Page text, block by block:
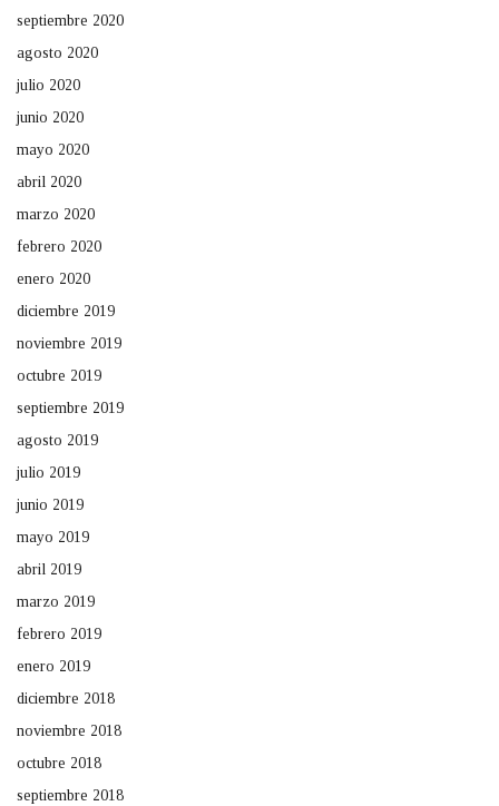
septiembre 2020
agosto 2020
julio 2020
junio 2020
mayo 2020
abril 2020
marzo 2020
febrero 2020
enero 2020
diciembre 2019
noviembre 2019
octubre 2019
septiembre 2019
agosto 2019
julio 2019
junio 2019
mayo 2019
abril 2019
marzo 2019
febrero 2019
enero 2019
diciembre 2018
noviembre 2018
octubre 2018
septiembre 2018